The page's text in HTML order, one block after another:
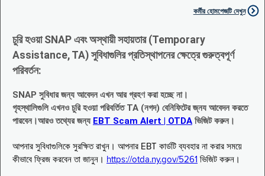
কর্মীর হোমপেজটি দেখুন
চুরি হওয়া SNAP এবং অস্থায়ী সহায়তার (Temporary
Assistance, TA) সুবিধাগুলির প্রতিস্থাপনের ক্ষেত্রে গুরুত্বপূর্ণ
পরিবর্তন:
SNAP সুবিধার জন্য আবেদন এখন আর গ্রহণ করা হচ্ছে না।
গৃহস্থালিগুলি এখনও চুরি হওয়া পরিবর্তিত TA (নগদ) বেনিফিটের জ্নয আবেদন করতে
পারবেন।আরও তথ্যের জন্য EBT Scam Alert | OTDA ভিজিট করুন।
আপনার সুবিধাগুলিকে সুরক্ষিত রাখুন। আপনার EBT কার্ডটি ব্যবহার না করার সময়ে
কীভাবে ফ্রিজ করবেন তা জানুন। https://otda.ny.gov/5261 ভিজিট করুন।